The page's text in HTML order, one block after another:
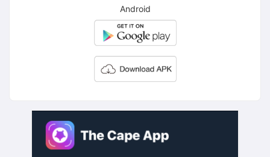
Android